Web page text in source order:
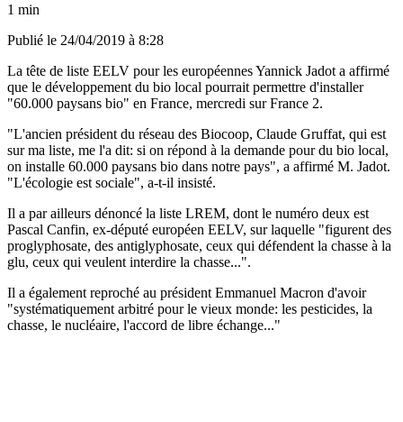
1 min
Publié le 24/04/2019 à 8:28
La tête de liste EELV pour les européennes Yannick Jadot a affirmé
que le développement du bio local pourrait permettre d'installer
"60.000 paysans bio" en France, mercredi sur France 2.
"L'ancien président du réseau des Biocoop, Claude Gruffat, qui est
sur ma liste, me l'a dit: si on répond à la demande pour du bio local,
on installe 60.000 paysans bio dans notre pays", a affirmé M. Jadot.
"L'écologie est sociale", a-t-il insisté.
Il a par ailleurs dénoncé la liste LREM, dont le numéro deux est
Pascal Canfin, ex-député européen EELV, sur laquelle "figurent des
proglyphosate, des antiglyphosate, ceux qui défendent la chasse à la
glu, ceux qui veulent interdire la chasse...".
Il a également reproché au président Emmanuel Macron d'avoir
"systématiquement arbitré pour le vieux monde: les pesticides, la
chasse, le nucléaire, l'accord de libre échange..."